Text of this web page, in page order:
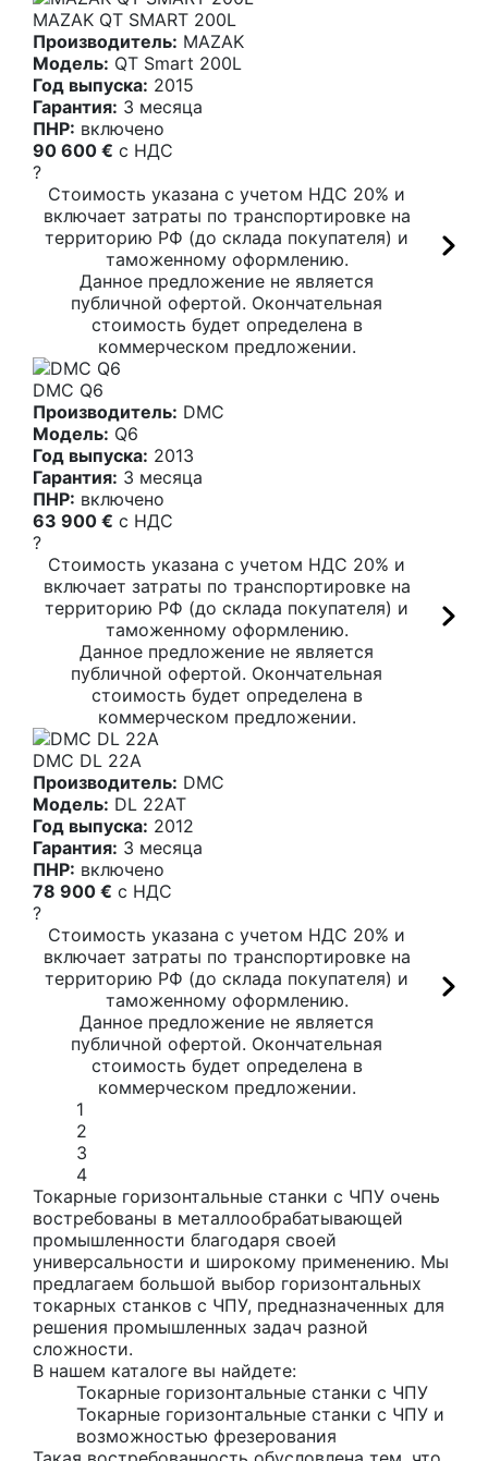
MAZAK QT SMART 200L
Производитель: MAZAK
Модель: QT Smart 200L
Год выпуска: 2015
Гарантия: 3 месяца
ПНР: включено
90 600 € c НДС
?
Стоимость указана с учетом НДС 20% и
включает затраты по транспортировке на
территорию РФ (до склада покупателя) и
таможенному оформлению.
Данное предложение не является
публичной офертой. Окончательная
стоимость будет определена в
коммерческом предложении.
DMC Q6
Производитель: DMC
Модель: Q6
Год выпуска: 2013
Гарантия: 3 месяца
ПНР: включено
63 900 € c НДС
?
Стоимость указана с учетом НДС 20% и
включает затраты по транспортировке на
территорию РФ (до склада покупателя) и
таможенному оформлению.
Данное предложение не является
публичной офертой. Окончательная
стоимость будет определена в
коммерческом предложении.
DMC DL 22A
Производитель: DMC
Модель: DL 22AT
Год выпуска: 2012
Гарантия: 3 месяца
ПНР: включено
78 900 € c НДС
?
Стоимость указана с учетом НДС 20% и
включает затраты по транспортировке на
территорию РФ (до склада покупателя) и
таможенному оформлению.
Данное предложение не является
публичной офертой. Окончательная
стоимость будет определена в
коммерческом предложении.
1
2
3
4
Токарные горизонтальные станки с ЧПУ очень
востребованы в металлообрабатывающей
промышленности благодаря своей
универсальности и широкому применению. Мы
предлагаем большой выбор горизонтальных
токарных станков с ЧПУ, предназначенных для
решения промышленных задач разной
сложности.
В нашем каталоге вы найдете:
Токарные горизонтальные станки с ЧПУ
Токарные горизонтальные станки с ЧПУ и
возможностью фрезерования